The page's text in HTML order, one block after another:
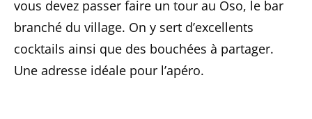
vous devez passer faire un tour au Oso, le bar
branché du village. On y sert d’excellents
cocktails ainsi que des bouchées à partager.
Une adresse idéale pour l’apéro.